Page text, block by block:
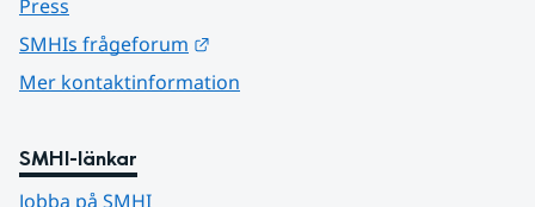
Press
SMHIs frågeforum
Mer kontaktinformation
SMHI-länkar
Jobba på SMHI